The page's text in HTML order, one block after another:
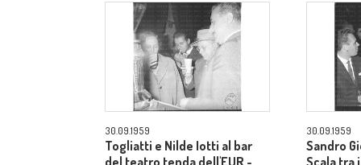
30.09.1959
Togliatti e Nilde Iotti al bar
del teatro tenda dell'EUR -
30.09.1959
Sandro
Scala tra